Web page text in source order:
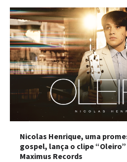
Nicolas Henrique, uma
gospel, lança o clipe
Maximus Records